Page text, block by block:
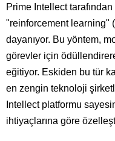
Prime Intellect
"reinforcement learning"
dayanıyor. Bu yöntem,
görevler için
eğitiyor. Eskiden bu tür
en zengin teknoloji
Intellect platformu
ihtiyaçlarına göre